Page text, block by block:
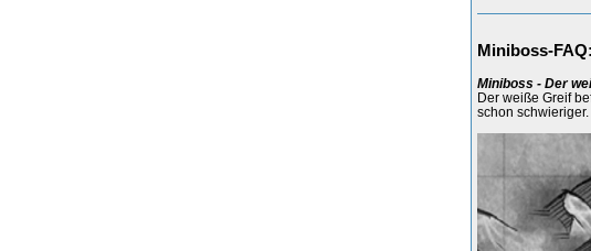
Miniboss-FAQ:
Miniboss - Der
Der weiße Greif
schon